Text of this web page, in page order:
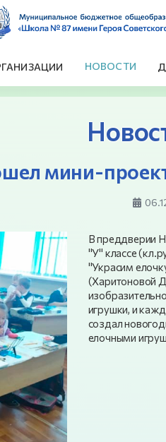
НОВОСТИ
мини-
В преддверии
"У" классе
"Украсим
(Харитоновой
игрушки, и
создал
елочными